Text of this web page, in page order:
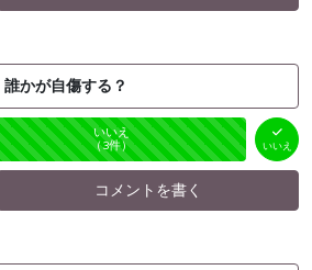
誰かが自傷する？
いいえ
（3件） いいえ
コメントを書く